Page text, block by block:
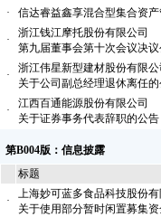
·
信达睿益鑫享混合型集合资
·
浙江钱江摩托股份有限公司
第九届董事会第十次会议决
·
浙江伟星新型建材股份有限公
关于公司副总经理退休离任
·
江西百通能源股份有限公司
关于证券事务代表辞职的公告
第B004版：信息披露
标题
·
上海妙可蓝多食品科技股份有
关于使用部分暂时闲置募集